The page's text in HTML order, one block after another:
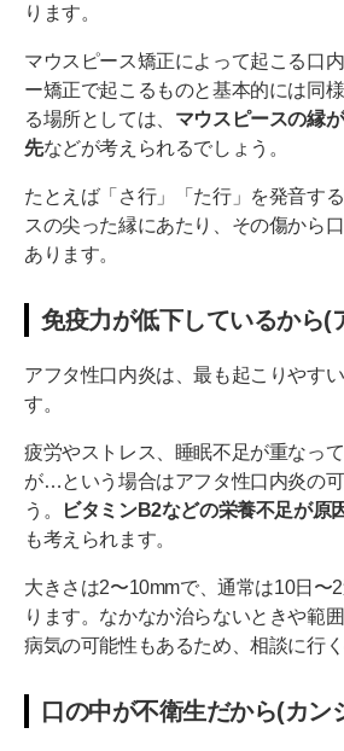
ります。
マウスピース矯正によって起こる口
ー矯正で起こるものと基本的には同
る場所としては、 マウスピースの縁
先などが考えられるでしょう。
たとえば「さ行」「た行」を発音す
スの尖った縁にあたり、その傷から
あります。
免疫力が低下しているから(
アフタ性口内炎は、最も起こりやす
す。
疲労やストレス、睡眠不足が重なっ
が…という場合はアフタ性口内炎の
う。
ビタミンB2などの栄養不足が原
も考えられます。
大きさは2〜10mmで、通常は10日〜
ります。なかなか治らないときや範
病気の可能性もあるため、相談に行
口の中が不衛生だから(カン